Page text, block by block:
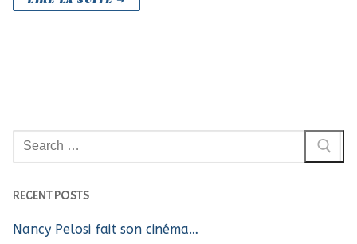
Rechercher
:
RECENT POSTS
Nancy Pelosi fait son cinéma…